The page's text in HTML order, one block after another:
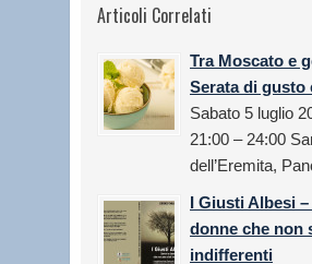
Articoli Correlati
Tra Moscato e
Serata di gusto
Sabato 5 luglio
21:00 – 24:00
dell’Eremita,
I Giusti Albesi
donne che non
indifferenti